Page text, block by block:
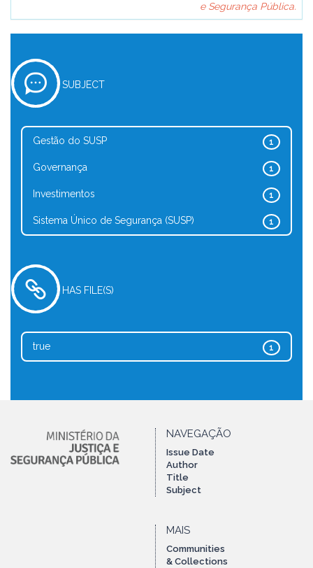
e Segurança Pública.
SUBJECT
1
Gestão do SUSP
1
Governança
1
Investimentos
1
Sistema Único de Segurança (SUSP)
HAS FILE(S)
1
true
NAVEGAÇÃO
Issue Date
Author
Title
Subject
MAIS
Communities
& Collections